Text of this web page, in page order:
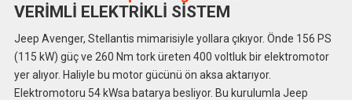
VERİMLİ ELEKTRİKLİ SİSTEM
Jeep Avenger, Stellantis mimarisiyle yollara çıkıyor. Önde 156 PS
(115 kW) güç ve 260 Nm tork üreten 400 voltluk bir elektromotor
yer alıyor. Haliyle bu motor gücünü ön aksa aktarıyor.
Elektromotoru 54 kWsa batarya besliyor. Bu kurulumla Jeep